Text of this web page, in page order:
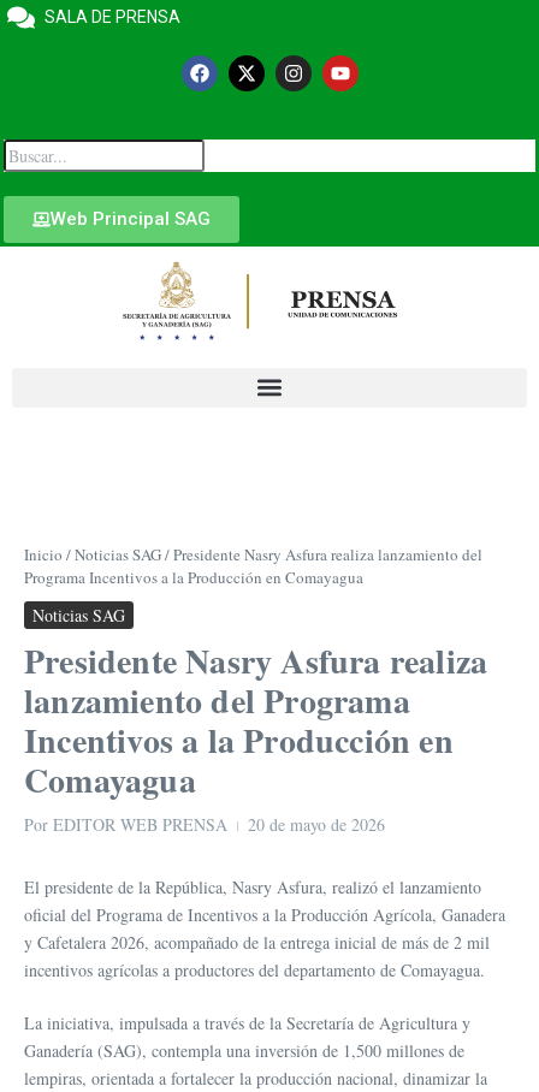
SALA DE PRENSA
Web Principal SAG
Inicio /Noticias SAG/Presidente Nasry Asfura realiza lanzamiento del
Programa Incentivos a la Producción en Comayagua
Noticias SAG
Presidente Nasry Asfura realiza
lanzamiento del Programa
Incentivos a la Producción en
Comayagua
Por EDITOR WEB PRENSA 20 de mayo de 2026
El presidente de la República, Nasry Asfura, realizó el lanzamiento
oficial del Programa de Incentivos a la Producción Agrícola, Ganadera
y Cafetalera 2026, acompañado de la entrega inicial de más de 2 mil
incentivos agrícolas a productores del departamento de Comayagua.
La iniciativa, impulsada a través de la Secretaría de Agricultura y
Ganadería (SAG), contempla una inversión de 1,500 millones de
lempiras, orientada a fortalecer la producción nacional, dinamizar la